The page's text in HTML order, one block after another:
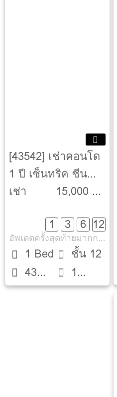
[43542] เช่าคอนโด
1 ปี เซ็นทริค ซีน
สุขุมวิท 64 [Centric
เช่า
15,000 ฿ -
1
3 6 12
อัพเดตครั้งสุดท้ายมากกว่า 30 วัน
1 Bed
43
ตรม.
ชั้น 12
1
ห้องน้ำ